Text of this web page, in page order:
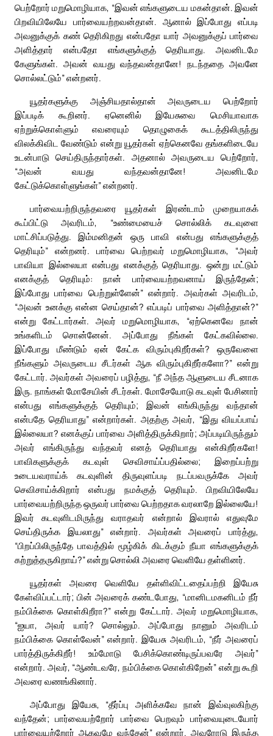
பெற்றோர் மறுமொழியாக, “இவன் எங்களுடைய மகன்தான். இவன்
பிறவியிலேயே பார்வையற்றவன்தான். ஆனால் இப்போது எப்படி
அவனுக்குக் கண் தெரிகிறது என்பதோ யார் அவனுக்குப் பார்வை
அளித்தார் என்பதோ எங்களுக்குத் தெரியாது. அவனிடமே
கேளுங்கள். அவன் வயது வந்தவன்தானே! நடந்ததை அவனே
சொல்லட்டும்” என்றனர்.
யூதர்களுக்கு அஞ்சியதால்தான் அவருடைய பெற்றோர்
இப்படிக் கூறினர். ஏனெனில் இயேசுவை மெசியாவாக
ஏற்றுக்கொள்ளும் எவரையும் தொழுகைக் கூடத்திலிருந்து
விலக்கிவிட வேண்டும் என்று யூதர்கள் ஏற்கெனவே தங்களிடையே
உடன்பாடு செய்திருந்தார்கள். அதனால் அவருடைய பெற்றோர்,
“அவன் வயது வந்தவன்தானே! அவனிடமே
கேட்டுக்கொள்ளுங்கள்” என்றனர்.
பார்வையற்றிருந்தவரை யூதர்கள் இரண்டாம் முறையாகக்
கூப்பிட்டு அவரிடம், “உண்மையைச் சொல்லிக் கடவுளை
மாட்சிப்படுத்து. இம்மனிதன் ஒரு பாவி என்பது எங்களுக்குத்
தெரியும்” என்றனர். பார்வை பெற்றவர் மறுமொழியாக, “அவர்
பாவியா இல்லையா என்பது எனக்குத் தெரியாது. ஒன்று மட்டும்
எனக்குத் தெரியும்: நான் பார்வையற்றவனாய் இருந்தேன்;
இப்போது பார்வை பெற்றுள்ளேன்” என்றார். அவர்கள் அவரிடம்,
“அவன் உனக்கு என்ன செய்தான்? எப்படிப் பார்வை அளித்தான்?”
என்று கேட்டார்கள். அவர் மறுமொழியாக, “ஏற்கெனவே நான்
உங்களிடம் சொன்னேன். அப்போது நீங்கள் கேட்கவில்லை.
இப்போது மீண்டும் ஏன் கேட்க விரும்புகிறீர்கள்? ஒருவேளை
நீங்களும் அவருடைய சீடர்கள் ஆக விரும்புகிறீர்களோ?” என்று
கேட்டார். அவர்கள் அவரைப் பழித்து, “நீ அந்த ஆளுடைய சீடனாக
இரு. நாங்கள் மோசேயின் சீடர்கள். மோசேயோடு கடவுள் பேசினார்
என்பது எங்களுக்குத் தெரியும்; இவன் எங்கிருந்து வந்தான்
என்பதே தெரியாது” என்றார்கள். அதற்கு அவர், “இது வியப்பாய்
இல்லையா? எனக்குப் பார்வை அளித்திருக்கிறார்; அப்படியிருந்தும்
அவர் எங்கிருந்து வந்தவர் எனத் தெரியாது என்கிறீர்களே!
பாவிகளுக்குக் கடவுள் செவிசாய்ப்பதில்லை; இறைப்பற்று
உடையவராய்க் கடவுளின் திருவுளப்படி நடப்பவருக்கே அவர்
செவிசாய்க்கிறார் என்பது நமக்குத் தெரியும். பிறவியிலேயே
பார்வையற்றிருந்த ஒருவர் பார்வை பெற்றதாக வரலாறே இல்லையே!
இவர் கடவுளிடமிருந்து வராதவர் என்றால் இவரால் எதுவுமே
செய்திருக்க இயலாது” என்றார். அவர்கள் அவரைப் பார்த்து,
“பிறப்பிலிருந்தே பாவத்தில் மூழ்கிக் கிடக்கும் நீயா எங்களுக்குக்
கற்றுத்தருகிறாய்?” என்று சொல்லி அவரை வெளியே தள்ளினர்.
யூதர்கள் அவரை வெளியே தள்ளிவிட்டதைப்பற்றி இயேசு
கேள்விப்பட்டார்; பின் அவரைக் கண்டபோது, “மானிடமகனிடம் நீர்
நம்பிக்கை கொள்கிறீரா?” என்று கேட்டார். அவர் மறுமொழியாக,
“ஐயா, அவர் யார்? சொல்லும். அப்போது நானும் அவரிடம்
நம்பிக்கை கொள்வேன்” என்றார். இயேசு அவரிடம், “நீர் அவரைப்
பார்த்திருக்கிறீர்! உம்மோடு பேசிக்கொண்டிருப்பவரே அவர்”
என்றார். அவர், “ஆண்டவரே, நம்பிக்கை கொள்கிறேன்” என்று கூறி
அவரை வணங்கினார்.
அப்போது இயேசு, “தீர்ப்பு அளிக்கவே நான் இவ்வுலகிற்கு
வந்தேன்; பார்வையற்றோர் பார்வை பெறவும் பார்வையுடையோர்
பார்வையற்றோர் ஆகவுமே வந்தேன்” என்றார். அவரோடு இருந்த